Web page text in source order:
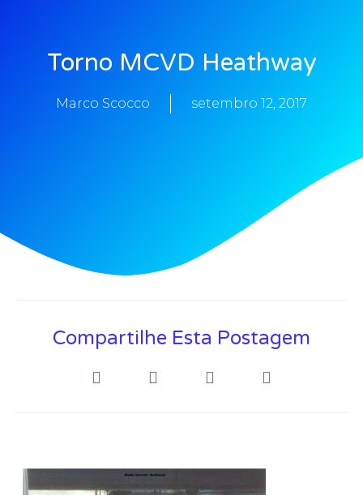
Torno MCVD Heathway
Marco Scocco setembro 12, 2017
Compartilhe Esta Postagem